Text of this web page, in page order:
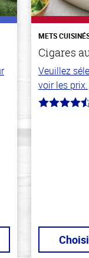
METS
Cigares
Veuillez
voir les prix.
4.7